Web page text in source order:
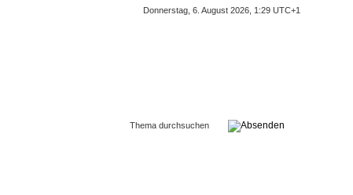
Donnerstag, 6. August 2026, 1:29 UTC+1